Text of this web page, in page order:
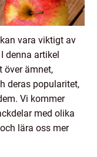
vara viktigt av
denna artikel
över ämnet,
deras popularitet,
Vi kommer
med olika
lära oss mer